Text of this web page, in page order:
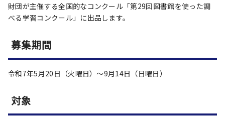
財団が主催する全国的なコンクール「第29回図書館を使った調
べる学習コンクール」に出品します。
募集期間
令和7年5月20日（火曜日）～9月14日（日曜日）
対象